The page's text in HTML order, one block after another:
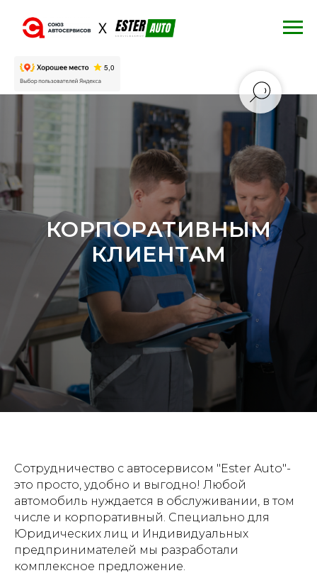
КОРПОРАТИВНЫМ
КЛИЕНТАМ
Сотрудничество с автосервисом "Ester Auto"-
это просто, удобно и выгодно! Любой
автомобиль нуждается в обслуживании, в том
числе и корпоративный. Специально для
Юридических лиц и Индивидуальных
предпринимателей мы разработали
комплексное предложение.